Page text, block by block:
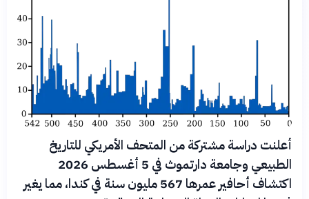
أعلنت دراسة مشتركة من المتحف الأمريكي للتاريخ
الطبيعي وجامعة دارتموث في 5 أغسطس 2026
اكتشاف أحافير عمرها 567 مليون سنة في كندا، مما يغير